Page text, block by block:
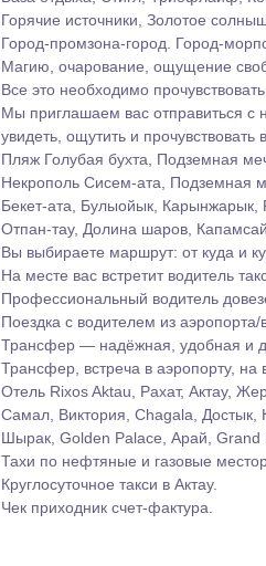
Трансфер города Актау на любую
Тахи по святым местам Бекет ата,
Встреча и проводы гостей в
Заказ такси/трансфера из
Встречаем из аэропорта с жд
Актау-аэропорт-Актау. Актау-ж/д
Доставка из аэропорта, ж/д вокзала.
Такси в Tetysblu Aktau/ парк
Посёлок, Бейнеу, Село Сай-Утес,
Таучик, Ералиев, Курык, Форт-
Граница Тажен, Темир-Баба.
Месторождение, Каражанбас,
КаракудукМунай, Станция
Дунга, Тасбулат, Карамандыбас,
База, Ерсай, KCOI, Тельман,
Schlumberger, Касмашал,
База отдыха, Стигл, Триофлайф,
Горячие источники, Золотое
Город-промзона-город. Город-
Магию, очарование, ощущение
Все это необходимо